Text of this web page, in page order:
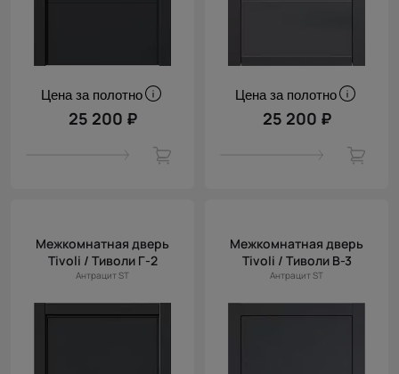
Цена за полотно
25 200 ₽
Цена за полотно
25 200 ₽
Межкомнатная дверь
Tivoli / Тиволи Г-2
Антрацит ST
Межкомнатная дверь
Tivoli / Тиволи В-3
Антрацит ST